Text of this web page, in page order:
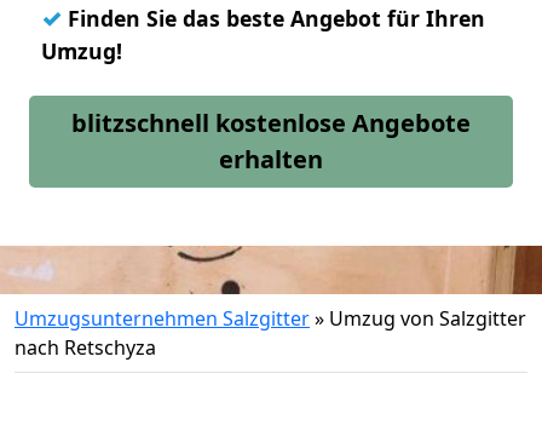
✓ Finden Sie das beste Angebot für Ihren
Umzug!
blitzschnell kostenlose Angebote
erhalten
Umzugsunternehmen Salzgitter» Umzug von Salzgitter
nach Retschyza